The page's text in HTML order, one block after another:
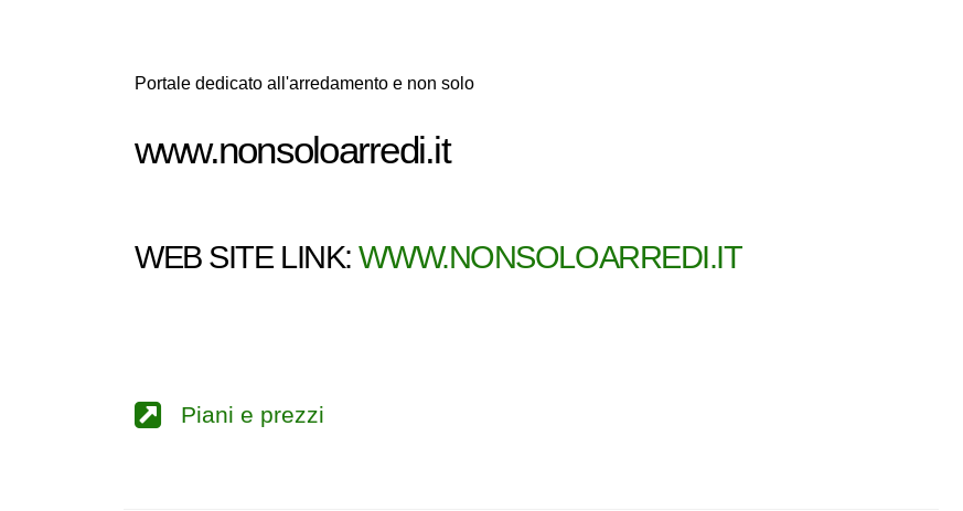
Portale dedicato all'arredamento e non solo
www.nonsoloarredi.it
WEB SITE LINK:WWW.NONSOLOARREDI.IT
Piani e prezzi